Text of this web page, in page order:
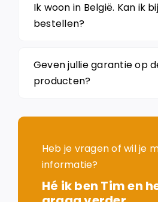
Ik woon in België. Kan ik
bestellen?
Geven jullie garantie op
producten?
Heb je vragen of wil je
informatie?
Hé ik ben Tim en